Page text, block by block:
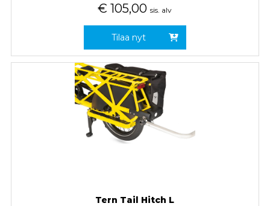
€ 105,00 sis. alv
Tilaa nyt
Tern Tail Hitch L